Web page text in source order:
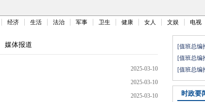
经济 生活 法治 军事 卫生 健康 女人 文娱 电视
媒体报道
2025-03-10
2025-03-10
2025-03-10